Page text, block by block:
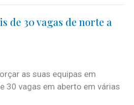
de 30 vagas de norte a
as suas equipas em
30 vagas em aberto em várias